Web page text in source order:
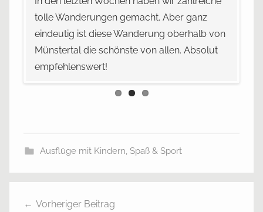
tolle Wanderungen gemacht. Aber ganz
eindeutig ist diese Wanderung oberhalb von
Münstertal die schönste von allen. Absolut
empfehlenswert!
Ausflüge mit Kindern, Spaß & Sport
Vorheriger Beitrag